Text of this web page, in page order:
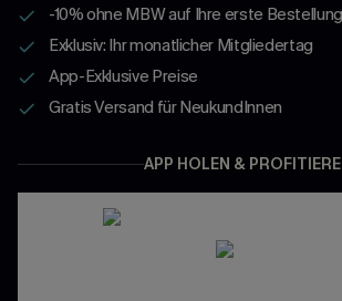
-10% ohne MBW auf Ihre erste Bestellung
Exklusiv: Ihr monatlicher Mitgliedertag
App-Exklusive Preise
Gratis Versand für NeukundInnen
APP HOLEN &